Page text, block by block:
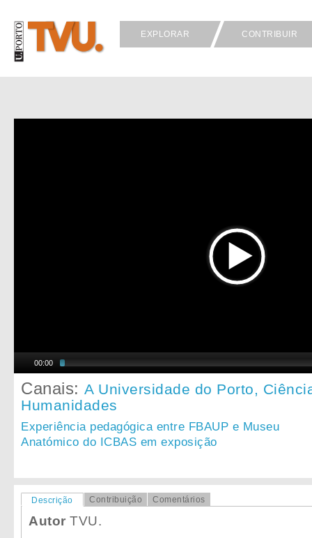
EXPLORAR CONTRIBUIR
00:00
Canais: A Universidade do Porto,
Humanidades
Experiência pedagógica entre FBAUP e Museu
Anatómico do ICBAS em exposição
Descrição Contribuição Comentários
Autor TVU.